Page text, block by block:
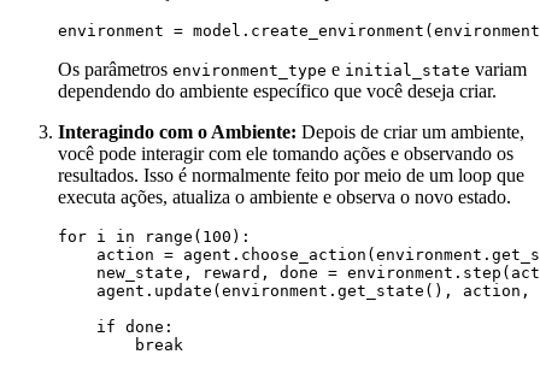
Os parâmetros environment_type e initial_state variam
dependendo do ambiente específico que você deseja criar.
Interagindo com o Ambiente: Depois de criar um ambiente,
você pode interagir com ele tomando ações e observando os
resultados. Isso é normalmente feito por meio de um loop que
executa ações, atualiza o ambiente e observa o novo estado.
for i in range(100):
action =
new_state, reward, done =
agent.update(environment.get_state(),
    if done: